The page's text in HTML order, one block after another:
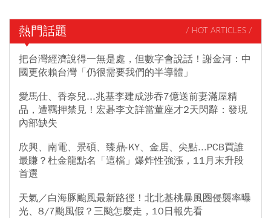
熱門話題 / HOT ARTICLES /
把台灣經濟說得一無是處，但數字會說話！謝金河：中
國更依賴台灣「仍很需要我們的半導體」
愛馬仕、香奈兒...兆基李建成涉吞7億送前妻滿屋精
品，遭羈押禁見！宏碁李文詳當董座才2天閃辭：發現
內部缺失
欣興、南電、景碩、臻鼎-KY、金居、尖點...PCB買誰
最賺？杜金龍點名「這檔」爆炸性強漲，11月末升段
首選
天氣／白海豚颱風最新路徑！北北基桃暴風圈侵襲率曝
光、8/7颱風假？三颱怎麼走，10日報先看